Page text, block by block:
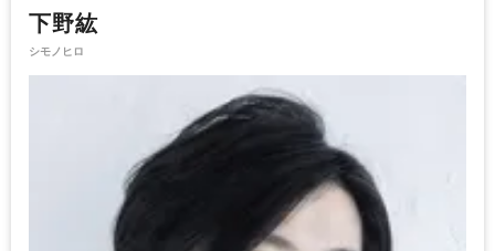
下野紘
シモノヒロ